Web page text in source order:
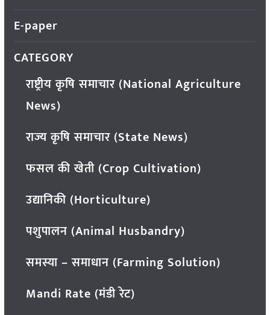
E-paper
CATEGORY
राष्ट्रीय कृषि समाचार (National Agriculture
News)
राज्य कृषि समाचार (State News)
फसल की खेती (Crop Cultivation)
उद्यानिकी (Horticulture)
पशुपालन (Animal Husbandry)
समस्या – समाधान (Farming Solution)
Mandi Rate (मंडी रेट)